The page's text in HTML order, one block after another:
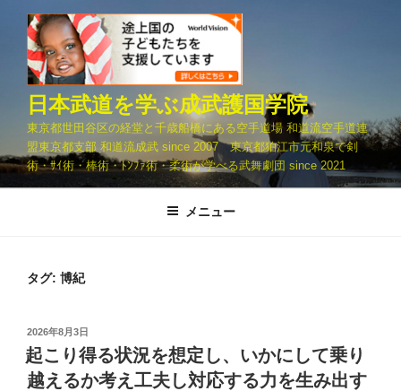
キ
日本武道を学ぶ成武護国学院
東京都世田谷区の経堂と千歳船橋にある空手道場 和道流空手道連
盟東京都支部 和道流成武 since 2007 東京都狛江市元和泉で剣
術・ｻｲ術・棒術・ﾄﾝﾌｧ術・柔術が学べる武舞劇団 since 2021
メニュー
タグ: 博紀
投
稿
日:
2026年8月3日
起こり得る状況を想定し、いかにして乗り
越えるか考え工夫し対応する力を生み出す